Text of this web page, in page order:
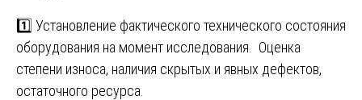
1️⃣ Установление фактического технического состояния
оборудования на момент исследования. Оценка
степени износа, наличия скрытых и явных дефектов,
остаточного ресурса.